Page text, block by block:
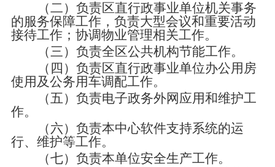
（二）负责区直行政事业单位机关事务
的服务保障工作，负责大型会议和重要活动
接待工作；协调物业管理相关工作。
（三）负责全区公共机构节能工作。
（四）负责区直行政事业单位办公用房
使用及公务用车调配工作。
（五）负责电子政务外网应用和维护工
作。
（六）负责本中心软件支持系统的运
行、维护等工作。
（七）负责本单位安全生产工作。